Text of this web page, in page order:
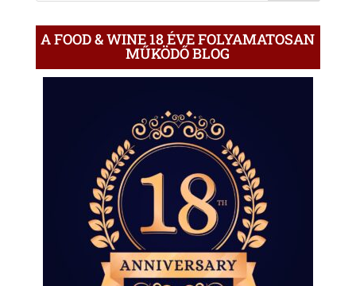
A FOOD & WINE 18 ÉVE FOLYAMATOSAN
MŰKÖDŐ BLOG